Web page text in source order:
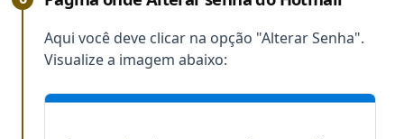
Aqui você deve clicar na opção "Alterar Senha".
Visualize a imagem abaixo: